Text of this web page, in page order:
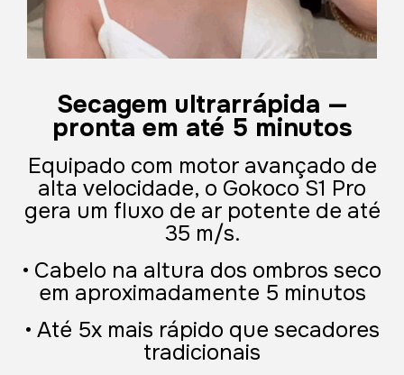
Secagem ultrarrápida —
pronta em até 5 minutos
Equipado com motor avançado de
alta velocidade, o Gokoco S1 Pro
gera um fluxo de ar potente de até
35 m/s.
• Cabelo na altura dos ombros seco
em aproximadamente 5 minutos
• Até 5x mais rápido que secadores
tradicionais